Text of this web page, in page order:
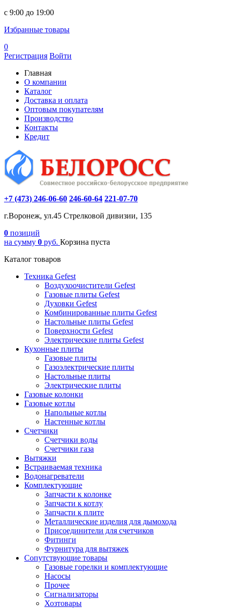
c 9:00 до 19:00
Избранные товары
0
Регистрация Войти
Главная
О компании
Каталог
Доставка и оплата
Оптовым покупателям
Производство
Контакты
Кредит
+7 (473) 246-06-60 246-60-64 221-07-70
г.Воронеж, ул.45 Стрелковой дивизии, 135
0 позиций
на сумму 0 руб. Корзина пуста
Каталог товаров
Техника Gefest
Воздухоочистители Gefest
Газовые плиты Gefest
Духовки Gefest
Комбинированные плиты Gefest
Настольные плиты Gefest
Поверхности Gefest
Электрические плиты Gefest
Кухонные плиты
Газовые плиты
Газоэлектрические плиты
Настольные плиты
Электрические плиты
Газовые колонки
Газовые котлы
Напольные котлы
Настенные котлы
Счетчики
Счетчики воды
Счетчики газа
Вытяжки
Встраиваемая техника
Водонагреватели
Комплектующие
Запчасти к колонке
Запчасти к котлу
Запчасти к плите
Металлические изделия для дымохода
Присоединители для счетчиков
Фитинги
Фурнитура для вытяжек
Сопутствующие товары
Газовые горелки и комплектующие
Насосы
Прочее
Сигнализаторы
Хозтовары